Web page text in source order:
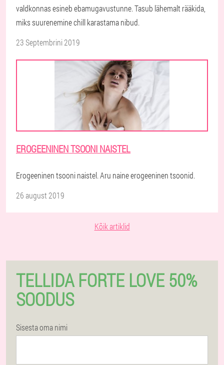
valdkonnas esineb ebamugavustunne. Tasub lähemalt rääkida,
miks suurenemine chill karastama nibud.
23 Septembrini 2019
EROGEENINEN TSOONI NAISTEL
Erogeeninen tsooni naistel. Aru naine erogeeninen tsoonid.
26 august 2019
Kõik artiklid
TELLIDA FORTE LOVE 50%
SOODUS
Sisesta oma nimi